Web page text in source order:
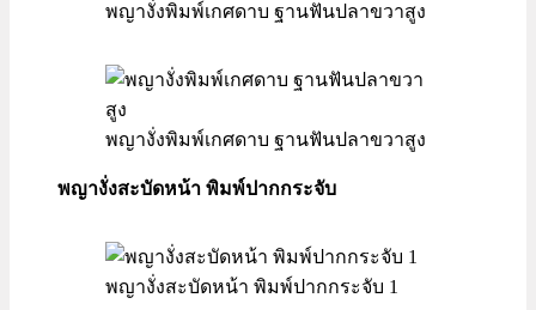
พญางั่งพิมพ์เกศดาบ ฐานฟันปลาขวาสูง
พญางั่งพิมพ์เกศดาบ ฐานฟันปลาขวาสูง
พญางั่งสะบัดหน้า พิมพ์ปากกระจับ
พญางั่งสะบัดหน้า พิมพ์ปากกระจับ 1